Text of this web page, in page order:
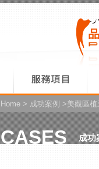
Home > 成功案例 >美觀區
CASES 成功